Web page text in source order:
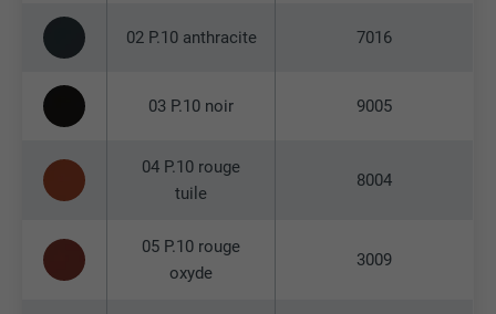
02 P.10 anthracite 7016
03 P.10 noir 9005
04 P.10 rouge
tuile
8004
05 P.10 rouge
oxyde
3009